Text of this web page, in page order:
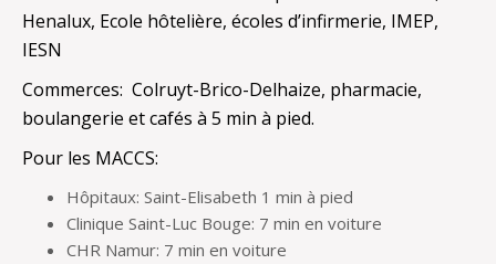
Henalux, Ecole hôtelière, écoles d’infirmerie, IMEP,
IESN
Commerces: Colruyt-Brico-Delhaize, pharmacie,
boulangerie et cafés à 5 min à pied.
Pour les MACCS:
Hôpitaux: Saint-Elisabeth 1 min à pied
Clinique Saint-Luc Bouge: 7 min en voiture
CHR Namur: 7 min en voiture